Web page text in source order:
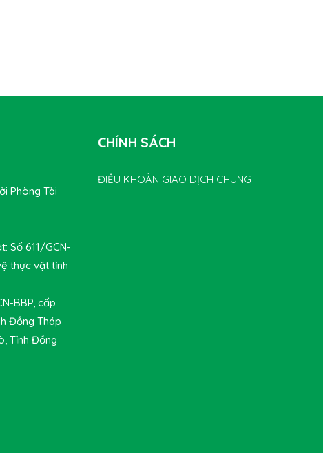
Phòng Tài
Số 611/GCN-
thực vật tỉnh
BBP, cấp
Đồng Tháp
Tỉnh Đồng
CHÍNH SÁCH
ĐIỀU KHOẢN GIAO DỊCH CHUNG